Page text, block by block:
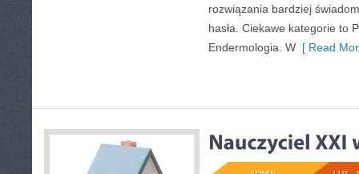
rozwiązania bardziej
hasła. Ciekawe kategorie to
Endermologia. W [ Read